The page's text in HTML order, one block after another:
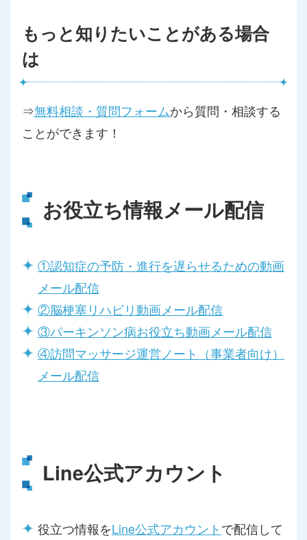
もっと知りたいことがある場合
は
⇒無料相談・質問フォームから質問・相談する
ことができます！
お役立ち情報メール配信
①認知症の予防・進行を遅らせるための動画
メール配信
②脳梗塞リハビリ動画メール配信
③パーキンソン病お役立ち動画メール配信
④訪問マッサージ運営ノート（事業者向け）
メール配信
Line公式アカウント
役立つ情報をLine公式アカウントで配信して